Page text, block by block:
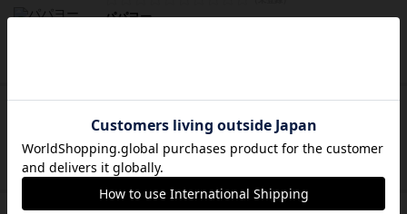
パパヨー
ハーバリウム
2～5人 20～30分